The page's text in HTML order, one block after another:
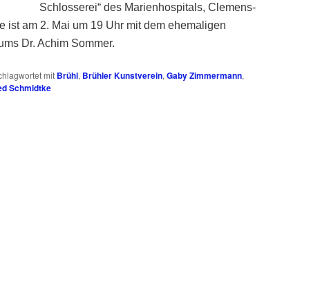
Schlosserei“ des Marienhospitals, Clemens-
ist am 2. Mai um 19 Uhr mit dem ehemaligen
Dr. Achim Sommer.
mit Brühl, Brühler Kunstverein, Gaby Zimmermann,
Schmidtke